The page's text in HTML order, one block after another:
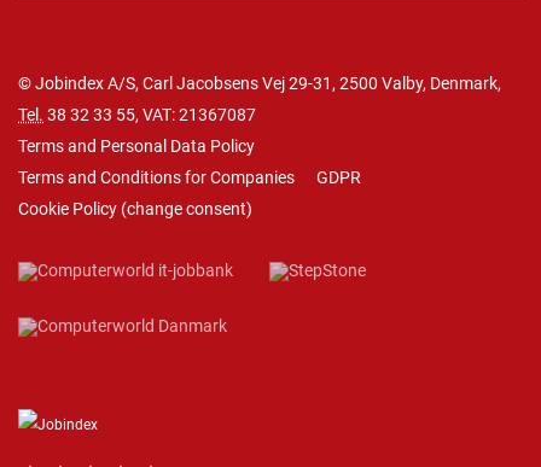
© Jobindex A/S, Carl Jacobsens Vej 29-31, 2500 Valby, Denmark,
Tel. 38 32 33 55, VAT: 21367087
Terms and Personal Data Policy
Terms and Conditions for Companies
GDPR
Cookie Policy (change consent)